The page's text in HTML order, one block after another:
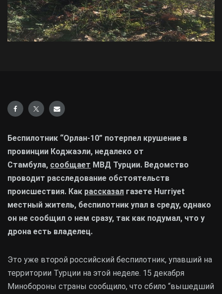
Беспилотник “Орлан-10” потерпел крушение в
провинции Коджаэли, недалеко от
Стамбула, сообщает МВД Турции. Ведомство
проводит расследование обстоятельств
происшествия. Как рассказал газете Hurriyet
местный житель, беспилотник упал в среду, однако
он не сообщил о нем сразу, так как подумал, что у
дрона есть владелец.
Это уже второй российский беспилотник, упавший на
территории Турции на этой неделе. 15 декабря
Минобороны страны сообщило, что сбило “вышедший